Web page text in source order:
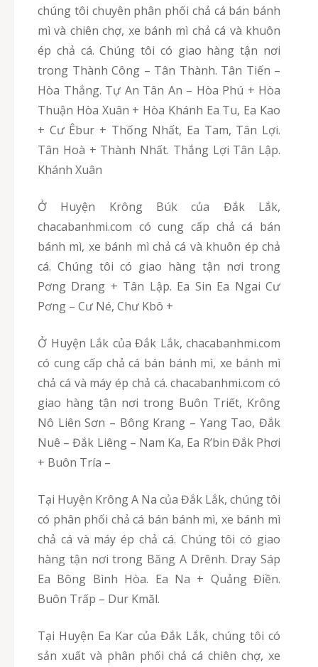
chúng tôi chuyên phân phối chả cá bán bánh
mì và chiên chợ, xe bánh mì chả cá và khuôn
ép chả cá. Chúng tôi có giao hàng tận nơi
trong Thành Công – Tân Thành. Tân Tiến –
Hòa Thắng. Tự An Tân An – Hòa Phú + Hòa
Thuận Hòa Xuân + Hòa Khánh Ea Tu, Ea Kao
+ Cư Êbur + Thống Nhất, Ea Tam, Tân Lợi.
Tân Hoà + Thành Nhất. Thắng Lợi Tân Lập.
Khánh Xuân
Ở Huyện Krông Búk của Đắk Lắk,
chacabanhmi.com có cung cấp chả cá bán
bánh mì, xe bánh mì chả cá và khuôn ép chả
cá. Chúng tôi có giao hàng tận nơi trong
Pơng Drang + Tân Lập. Ea Sin Ea Ngai Cư
Pơng – Cư Né, Chư Kbô +
Ở Huyện Lắk của Đắk Lắk, chacabanhmi.com
có cung cấp chả cá bán bánh mì, xe bánh mì
chả cá và máy ép chả cá. chacabanhmi.com có
giao hàng tận nơi trong Buôn Triết, Krông
Nô Liên Sơn – Bông Krang – Yang Tao, Đắk
Nuê – Đắk Liêng – Nam Ka, Ea R’bin Đắk Phơi
+ Buôn Tría –
Tại Huyện Krông A Na của Đắk Lắk, chúng tôi
có phân phối chả cá bán bánh mì, xe bánh mì
chả cá và máy ép chả cá. Chúng tôi có giao
hàng tận nơi trong Băng A Drênh. Dray Sáp
Ea Bông Bình Hòa. Ea Na + Quảng Điền.
Buôn Trấp – Dur Kmăl.
Tại Huyện Ea Kar của Đắk Lắk, chúng tôi có
sản xuất và phân phối chả cá chiên chợ, xe